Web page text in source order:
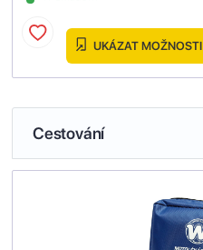
UKÁZAT MOŽNOSTI
Cestování